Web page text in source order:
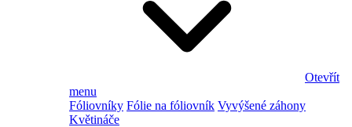
Otevřít
menu
Fóliovníky Fólie na fóliovník Vyvýšené záhony
Květináče